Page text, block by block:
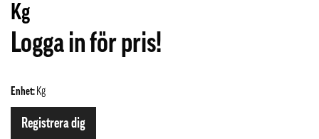
Kg
Logga in för pris!
Enhet: Kg
Registrera dig